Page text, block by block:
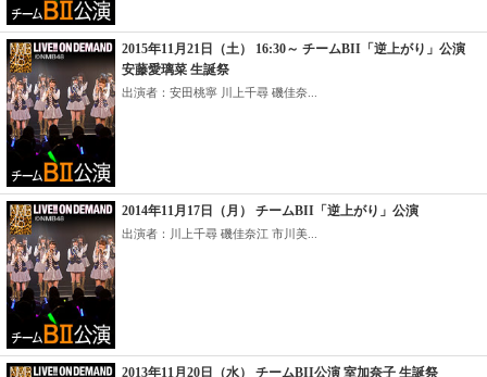
2015年11月21日（土） 16:30～ チームBII「逆上がり」公演
安藤愛璃菜 生誕祭
出演者：安田桃寧 川上千尋 磯佳奈...
2014年11月17日（月） チームBII「逆上がり」公演
出演者：川上千尋 磯佳奈江 市川美...
2013年11月20日（水） チームBII公演 室加奈子 生誕祭